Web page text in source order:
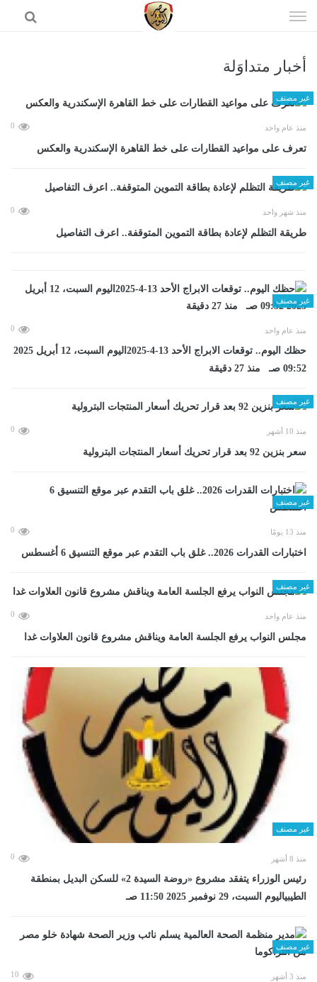
الى
أخبار متداوَلة
غير مصنف
منذ عام واحد 0
تعرف على مواعيد القطارات على خط القاهرة الإسكندرية والعكس
غير مصنف
منذ شهر واحد 0
طريقة التظلم لإعادة بطاقة التموين المتوقفة.. اعرف التفاصيل
غير مصنف
منذ عام واحد 0
حظك اليوم.. توقعات الابراج الأحد 13-4-2025اليوم السبت، 12 أبريل 2025
09:52 صـ منذ 27 دقيقة
غير مصنف
منذ 10 أشهر 0
سعر بنزين 92 بعد قرار تحريك أسعار المنتجات البترولية
غير مصنف
منذ 13 يومًا 0
اختبارات القدرات 2026.. غلق باب التقدم عبر موقع التنسيق 6 أغسطس
غير مصنف
منذ عام واحد 0
مجلس النواب يرفع الجلسة العامة ويناقش مشروع قانون العلاوات غدا
غير مصنف
منذ 8 أشهر 0
رئيس الوزراء يتفقد مشروع «روضة السيدة 2» للسكن البديل بمنطقة
الطيبياليوم السبت، 29 نوفمبر 2025 11:50 صـ
غير مصنف
منذ 3 أشهر 10